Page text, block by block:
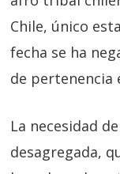
Chile, único
fecha se ha
de pertenencia
La necesidad
desagregada,